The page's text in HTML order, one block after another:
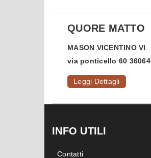
QUORE MATTO
MASON VICENTINO VI
via ponticello 60 36064
Leggi Dettagli
INFO UTILI
Contatti